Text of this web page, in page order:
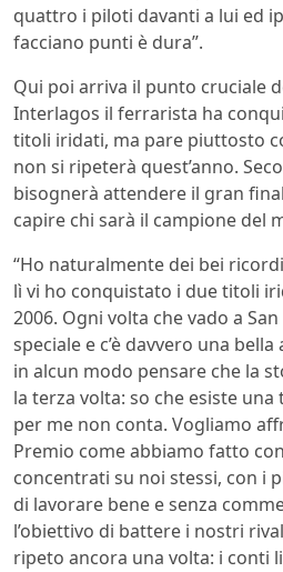
quattro i piloti davanti a lui ed
facciano punti è dura”.
Qui poi arriva il punto cruciale
Interlagos il ferrarista ha
titoli iridati, ma pare piuttosto
non si ripeterà quest’anno.
bisognerà attendere il gran
capire chi sarà il campione del
“Ho naturalmente dei bei
lì vi ho conquistato i due titoli
2006. Ogni volta che vado a
speciale e c’è davvero una
in alcun modo pensare che la
la terza volta: so che esiste
per me non conta. Vogliamo
Premio come abbiamo fatto
concentrati su noi stessi, con i
di lavorare bene e senza
l’obiettivo di battere i nostri
ripeto ancora una volta: i conti